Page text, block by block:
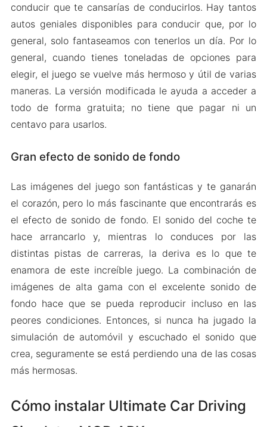
conducir que te cansarías de conducirlos. Hay tantos
autos geniales disponibles para conducir que, por lo
general, solo fantaseamos con tenerlos un día. Por lo
general, cuando tienes toneladas de opciones para
elegir, el juego se vuelve más hermoso y útil de varias
maneras. La versión modificada le ayuda a acceder a
todo de forma gratuita; no tiene que pagar ni un
centavo para usarlos.
Gran efecto de sonido de fondo
Las imágenes del juego son fantásticas y te ganarán
el corazón, pero lo más fascinante que encontrarás es
el efecto de sonido de fondo. El sonido del coche te
hace arrancarlo y, mientras lo conduces por las
distintas pistas de carreras, la deriva es lo que te
enamora de este increíble juego. La combinación de
imágenes de alta gama con el excelente sonido de
fondo hace que se pueda reproducir incluso en las
peores condiciones. Entonces, si nunca ha jugado la
simulación de automóvil y escuchado el sonido que
crea, seguramente se está perdiendo una de las cosas
más hermosas.
Cómo instalar Ultimate Car Driving